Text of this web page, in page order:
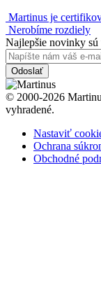
Martinus je
Nerobíme rozdiely
Najlepšie novinky
Odoslať
© 2000-2026
vyhradené.
Nastaviť
Ochrana
Obchodné